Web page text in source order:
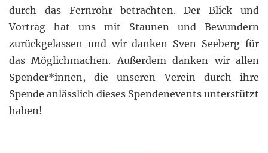
durch das Fernrohr betrachten. Der Blick und
Vortrag hat uns mit Staunen und Bewundern
zurückgelassen und wir danken Sven Seeberg für
das Möglichmachen. Außerdem danken wir allen
Spender*innen, die unseren Verein durch ihre
Spende anlässlich dieses Spendenevents unterstützt
haben!